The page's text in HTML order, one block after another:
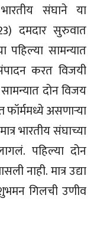
संघाने या
दमदार सुरुवात
पहिल्या सामन्यात
करत विजयी
दोन विजय
असणाऱ्या
भारतीय संघाच्या
पहिल्या दोन
नाही. मात्र उद्या
गिलची उणीव